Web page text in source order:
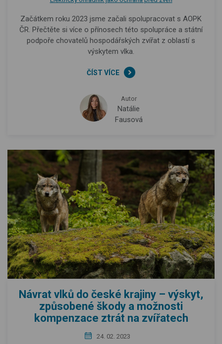
Začátkem roku 2023 jsme začali spolupracovat s AOPK
ČR. Přečtěte si více o přínosech této spolupráce a státní
podpoře chovatelů hospodářských zvířat z oblastí s
výskytem vlka.
ČÍST VÍCE
Autor
Natálie
Fausová
Návrat vlků do české krajiny – výskyt,
způsobené škody a možnosti
kompenzace ztrát na zvířatech
24. 02. 2023